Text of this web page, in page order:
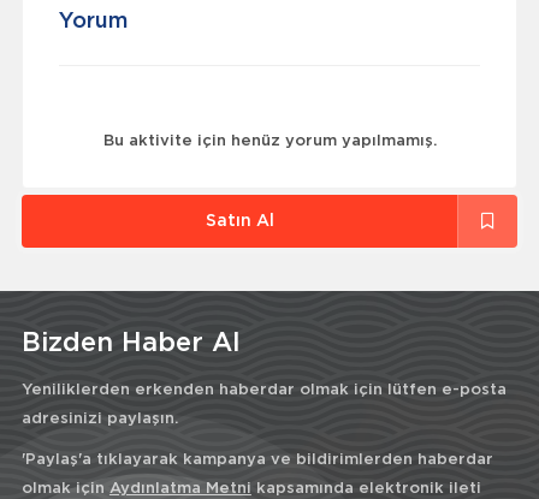
Yorum
Bu aktivite için henüz yorum yapılmamış.
Satın Al
Bizden Haber Al
Yeniliklerden erkenden haberdar olmak için lütfen e-posta
adresinizi paylaşın.
'Paylaş'a tıklayarak kampanya ve bildirimlerden haberdar
olmak için Aydınlatma Metni kapsamında elektronik ileti